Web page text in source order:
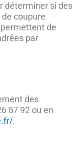
déterminer si des
coupure
de
par
des
57 92 ou en
.